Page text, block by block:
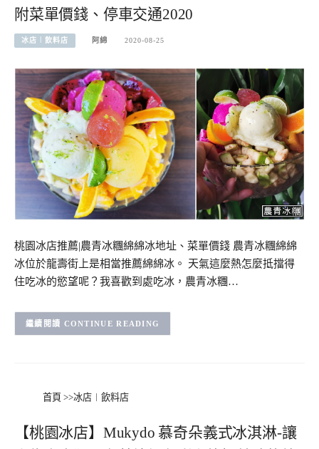
附菜單價錢、停車交通2020
冰店︱飲料店 阿綿 2020-08-25
桃園冰店推薦|農青冰糰綿綿冰地址、菜單價錢 農青冰糰綿綿
冰位於龍壽街上是相當推薦綿綿冰。 天氣這麼熱怎麼抵擋得
住吃冰的慾望呢？我喜歡到處吃冰，農青冰糰…
CONTINUE READING
首頁 >>冰店︱飲料店
【桃園冰店】Mukydo 慕奇朵義式冰淇淋-讓